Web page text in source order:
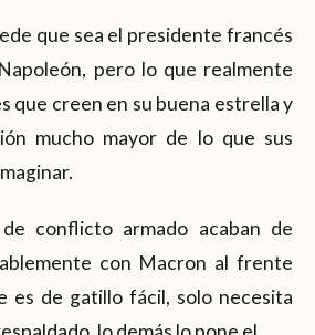
que sea el presidente francés
pero lo que realmente
que creen en su buena estrella y
mucho mayor de lo que sus
de conflicto armado acaban de
con Macron al frente
es de gatillo fácil, solo necesita